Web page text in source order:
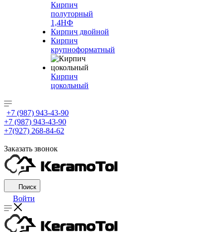
Кирпич
полуторный
1,4НФ
Кирпич двойной
Кирпич
крупноформатный
Кирпич
цокольный
+7 (987) 943-43-90
+7 (987) 943-43-90
+7(927) 268-84-62
Заказать звонок
Поиск
Войти